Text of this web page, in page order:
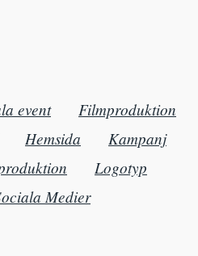
event
Filmproduktion
Hemsida
Kampanj
Logotyp
Medier